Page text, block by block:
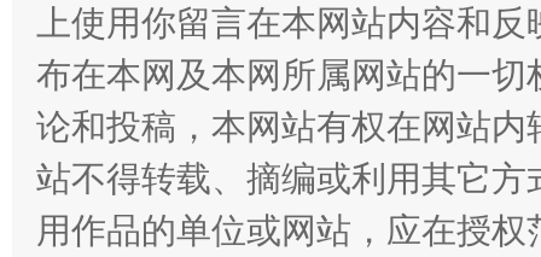
国家大学科技园优化重塑工作
上使用你留言在本网站内容和
布在本网及本网所属网站的一
论和投稿，本网站有权在网站
站不得转载、摘编或利用其它
用作品的单位或网站，应在授